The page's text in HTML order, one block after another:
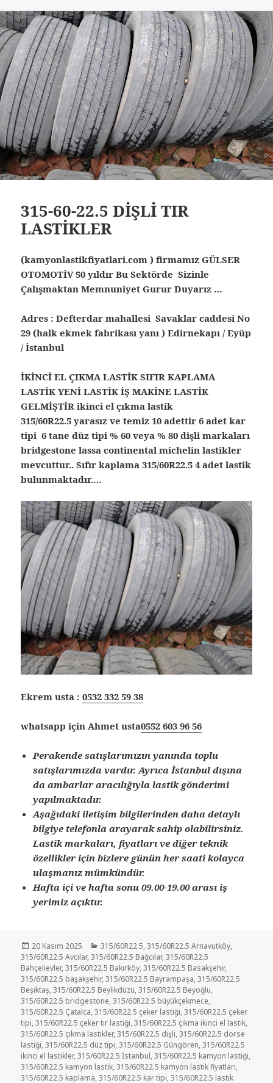
315-60-22.5 DİŞLİ TIR
LASTİKLER
(kamyonlastikfiyatlari.com ) firmamız GÜLSER
OTOMOTİV 50 yıldır Bu Sektörde Sizinle
Çalışmaktan Memnuniyet Gurur Duyarız …
Adres : Defterdar mahallesi Savaklar caddesi No
29 (halk ekmek fabrikası yanı ) Edirnekapı / Eyüp
/ İstanbul
İKİNCİ EL ÇIKMA LASTİK SIFIR KAPLAMA
LASTİK YENİ LASTİK İŞ MAKİNE LASTİK
GELMİŞTİR ikinci el çıkma lastik
315/60R22.5 yarasız ve temiz 10 adettir 6 adet kar
tipi 6 tane düz tipi % 60 veya % 80 dişli markaları
bridgestone lassa continental michelin lastikler
mevcuttur.. Sıfır kaplama 315/60R22.5 4 adet lastik
bulunmaktadır.…
Ekrem usta :0532 332 59 38
whatsapp için Ahmet usta0552 603 96 56
Perakende satışlarımızın yanında toplu
satışlarımızda vardır. Ayrıca İstanbul dışına
da ambarlar aracılığıyla lastik gönderimi
yapılmaktadır.
Aşağıdaki iletişim bilgilerinden daha detaylı
bilgiye telefonla arayarak sahip olabilirsiniz.
Lastik markaları, fiyatları ve diğer teknik
özellikler için bizlere günün her saati kolayca
ulaşmanız mümkündür.
Hafta içi ve hafta sonu 09.00-19.00 arası iş
yerimiz açıktır.
Yayın
tarihi
20 Kasım 2025 Kategoriler
315/60R22.5,315/60R22.5 Arnavutköy,
315/60R22.5 Avcılar,315/60R22.5 Bağcılar,315/60R22.5
Bahçelievler,315/60R22.5 Bakırköy,315/60R22.5 Basakşehir,
315/60R22.5 başakşehir,315/60R22.5 Bayrampaşa,315/60R22.5
Beşiktaş,315/60R22.5 Beylikdüzü,315/60R22.5 Beyoğlu,
315/60R22.5 bridgestone,315/60R22.5 büyükçekmece,
315/60R22.5 Çatalca,315/60R22.5 çeker lastiği,315/60R22.5 çeker
tipi,315/60R22.5 çeker tır lastiği,315/60R22.5 çıkma ikinci el lastik,
315/60R22.5 çıkma lastikler,315/60R22.5 dişli,315/60R22.5 dorse
lastiği,315/60R22.5 düz tipi,315/60R22.5 Güngören,315/60R22.5
ikinci el lastikler,315/60R22.5 İstanbul,315/60R22.5 kamyon lastiği,
315/60R22.5 kamyon lastik,315/60R22.5 kamyon lastik fiyatları,
315/60R22.5 kaplama,315/60R22.5 kar tipi,315/60R22.5 lastik